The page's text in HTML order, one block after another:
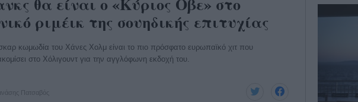
ριμέικ της σουηδικής επιτυχίας
κωμωδία του Χάνες Χολμ είναι το πιο πρόσφατο ευρωπαϊκό χιτ που
στο Χόλιγουντ για την αγγλόφωνη εκδοχή του.
Πατσαβός